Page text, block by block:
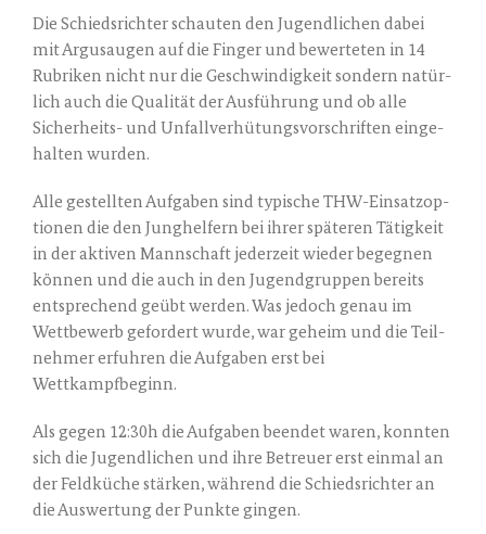
Die Schieds­rich­ter schau­ten den Jugend­li­chen dabei
mit Argus­au­gen auf die Fin­ger und bewer­te­ten in 14
Rubri­ken nicht nur die Geschwin­dig­keit son­dern natür­
lich auch die Qua­li­tät der Aus­füh­rung und ob alle
Sicher­heits- und Unfall­ver­hü­tungs­vor­schrif­ten ein­ge­
hal­ten wurden.
Alle gestell­ten Auf­ga­ben sind typi­sche THW-Ein­satz­op­
tio­nen die den Jung­hel­fern bei ihrer spä­te­ren Tätig­keit
in der akti­ven Mann­schaft jeder­zeit wie­der begeg­nen
kön­nen und die auch in den Jugend­grup­pen bereits
ent­spre­chend geübt wer­den. Was jedoch genau im
Wett­be­werb gefor­dert wur­de, war geheim und die Teil­
neh­mer erfuh­ren die Auf­ga­ben erst bei
Wettkampfbeginn.
Als gegen 12:30h die Auf­ga­ben been­det waren, konn­ten
sich die Jugend­li­chen und ihre Betreu­er erst ein­mal an
der Feld­kü­che stär­ken, wäh­rend die Schieds­rich­ter an
die Aus­wer­tung der Punk­te gingen.